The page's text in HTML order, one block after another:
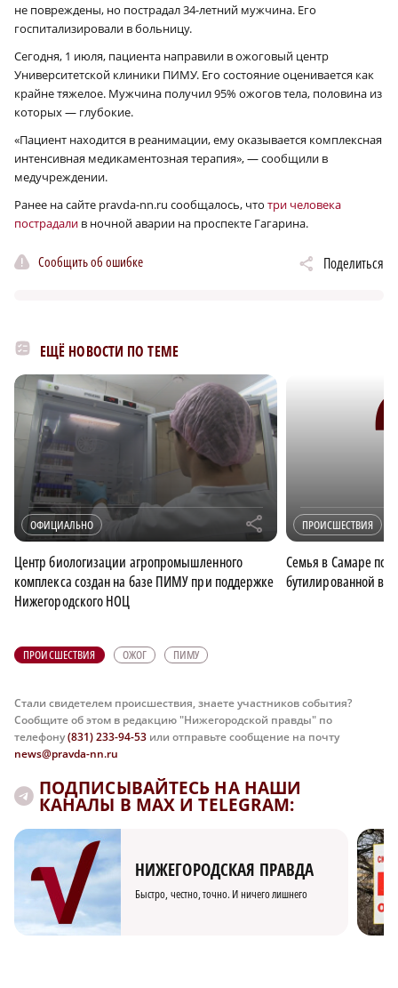
не повреждены, но пострадал 34-летний мужчина. Его
госпитализировали в больницу.
Сегодня, 1 июля, пациента направили в ожоговый центр
Университетской клиники ПИМУ. Его состояние оценивается как
крайне тяжелое. Мужчина получил 95% ожогов тела, половина из
которых — глубокие.
«Пациент находится в реанимации, ему оказывается комплексная
интенсивная медикаментозная терапия», — сообщили в
медучреждении.
Ранее на сайте pravda-nn.ru сообщалось, что три человека
пострадали в ночной аварии на проспекте Гагарина.
Сообщить об ошибке Поделиться
ЕЩЁ НОВОСТИ ПО ТЕМЕ
ОФИЦИАЛЬНО r
Центр биологизации агропромышленного
комплекса создан на базе ПИМУ при поддержке
Нижегородского НОЦ
ПРОИСШЕСТВИЯ
Семья в Самаре
бутилированной
ПРОИСШЕСТВИЯ ОЖОГ ПИМУ
Стали свидетелем происшествия, знаете участников события?
Сообщите об этом в редакцию "Нижегородской правды" по
телефону(831) 233-94-53 или отправьте сообщение на почту
news@pravda-nn.ru
ПОДПИСЫВАЙТЕСЬ НА НАШИ
КАНАЛЫ В MAX И TELEGRAM:
НИЖЕГОРОДСКАЯ ПРАВДА
Быстро, честно, точно. И ничего лишнего